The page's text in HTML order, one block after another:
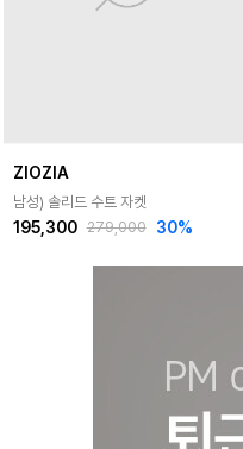
ZIOZIA
남성) 솔리드 수트 자켓
195,300 279,000 30%